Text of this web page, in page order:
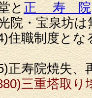
と正 寿 院
・宝泉坊は
住職制度と
正寿院焼失、
三重塔取り